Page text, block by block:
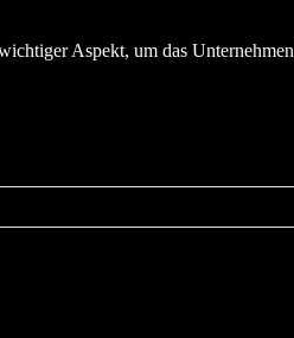
Aspekt, um das